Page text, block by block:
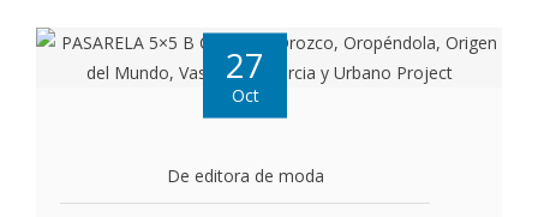
27
Oct
De editora de moda